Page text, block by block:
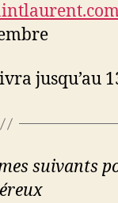
jusqu’au
suivants